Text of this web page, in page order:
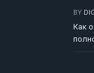
BY
Как